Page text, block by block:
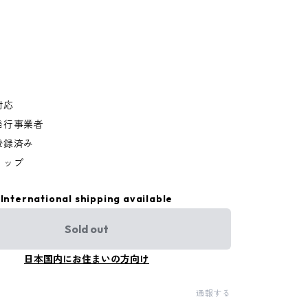
応
事業者
済み
ップ
International shipping available
Sold out
日本国内にお住まいの方向け
通報する